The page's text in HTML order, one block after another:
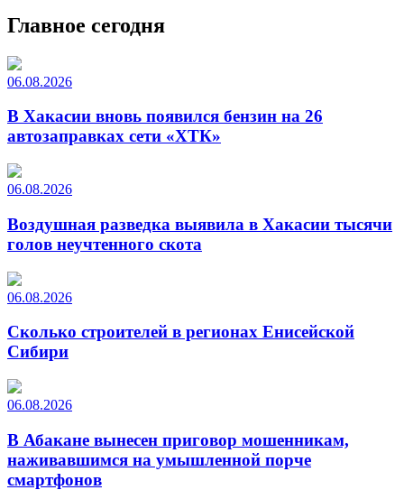
Главное сегодня
06.08.2026
В Хакасии вновь появился бензин на 26
автозаправках сети «ХТК»
06.08.2026
Воздушная разведка выявила в Хакасии тысячи
голов неучтенного скота
06.08.2026
Сколько строителей в регионах Енисейской
Сибири
06.08.2026
В Абакане вынесен приговор мошенникам,
наживавшимся на умышленной порче
смартфонов